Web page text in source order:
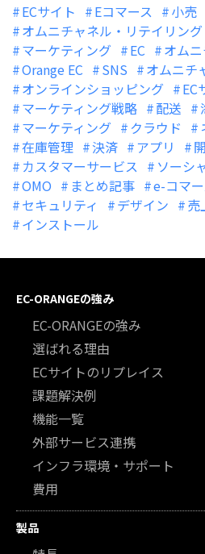
ECサイト Eコマース
小売
オムニチャネル・リテイリング
マーケティング
EC オム
Orange EC
SNS オムニチ
オンラインショッピング
EC
マーケティング戦略
配送
マーケティング
クラウド
在庫管理
決済 アプリ
カスタマーサービス
ソーシ
OMO
まとめ記事 e-コマ
セキュリティ
デザイン 売
インストール
EC-ORANGEの強み
EC-ORANGEの強み
選ばれる理由
ECサイトのリプレイス
課題解決例
機能一覧
外部サービス連携
インフラ環境・サポート
費用
製品